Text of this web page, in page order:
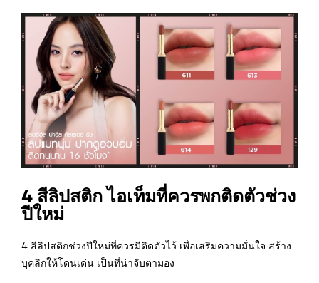
4 สีลิปสติก ไอเท็มที่ควรพกติดตัวช่วง
ปีใหม่
4 สีลิปสติกช่วงปีใหม่ที่ควรมีติดตัวไว้ เพื่อเสริมความมั่นใจ สร้าง
บุคลิกให้โดนเด่น เป็นที่น่าจับตามอง